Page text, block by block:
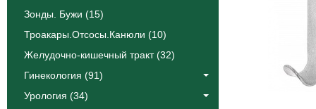
Зонды. Бужи (15)
Троакары.Отсосы.Канюли (10)
Желудочно-кишечный тракт (32)
Гинекология (91)
Урология (34)